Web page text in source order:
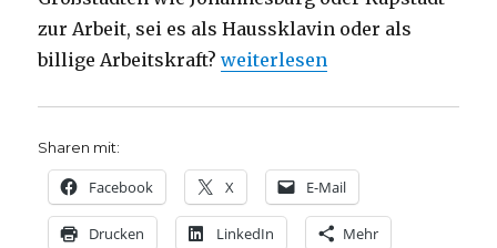
zur Arbeit, sei es als Haussklavin oder als
billige Arbeitskraft?„Predigt über Offenbarung 21,
weiterlesen
Sharen mit:
Facebook X E-Mail
Drucken LinkedIn Mehr